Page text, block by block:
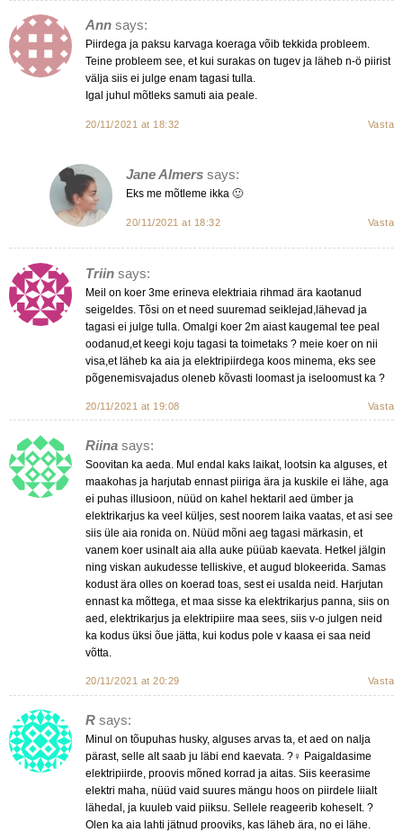
Ann says:
Piirdega ja paksu karvaga koeraga võib tekkida probleem.
Teine probleem see, et kui surakas on tugev ja läheb n-ö piirist
välja siis ei julge enam tagasi tulla.
Igal juhul mõtleks samuti aia peale.
20/11/2021 at 18:32 Vasta
Jane Almers says:
Eks me mõtleme ikka 🙂
20/11/2021 at 18:32 Vasta
Triin says:
Meil on koer 3me erineva elektriaia rihmad ära kaotanud
seigeldes. Tõsi on et need suuremad seiklejad,lähevad ja
tagasi ei julge tulla. Omalgi koer 2m aiast kaugemal tee peal
oodanud,et keegi koju tagasi ta toimetaks ? meie koer on nii
visa,et läheb ka aia ja elektripiirdega koos minema, eks see
põgenemisvajadus oleneb kõvasti loomast ja iseloomust ka ?
20/11/2021 at 19:08 Vasta
Riina says:
Soovitan ka aeda. Mul endal kaks laikat, lootsin ka alguses, et
maakohas ja harjutab ennast piiriga ära ja kuskile ei lähe, aga
ei puhas illusioon, nüüd on kahel hektaril aed ümber ja
elektrikarjus ka veel küljes, sest noorem laika vaatas, et asi see
siis üle aia ronida on. Nüüd mõni aeg tagasi märkasin, et
vanem koer usinalt aia alla auke püüab kaevata. Hetkel jälgin
ning viskan aukudesse telliskive, et augud blokeerida. Samas
kodust ära olles on koerad toas, sest ei usalda neid. Harjutan
ennast ka mõttega, et maa sisse ka elektrikarjus panna, siis on
aed, elektrikarjus ja elektripiire maa sees, siis v-o julgen neid
ka kodus üksi õue jätta, kui kodus pole v kaasa ei saa neid
võtta.
20/11/2021 at 20:29 Vasta
R says:
Minul on tõupuhas husky, alguses arvas ta, et aed on nalja
pärast, selle alt saab ju läbi end kaevata. ?‍♀️ Paigaldasime
elektripiirde, proovis mõned korrad ja aitas. Siis keerasime
elektri maha, nüüd vaid suures mängu hoos on piirdele liialt
lähedal, ja kuuleb vaid piiksu. Sellele reageerib koheselt. ?
Olen ka aia lahti jätnud prooviks, kas läheb ära, no ei lähe.